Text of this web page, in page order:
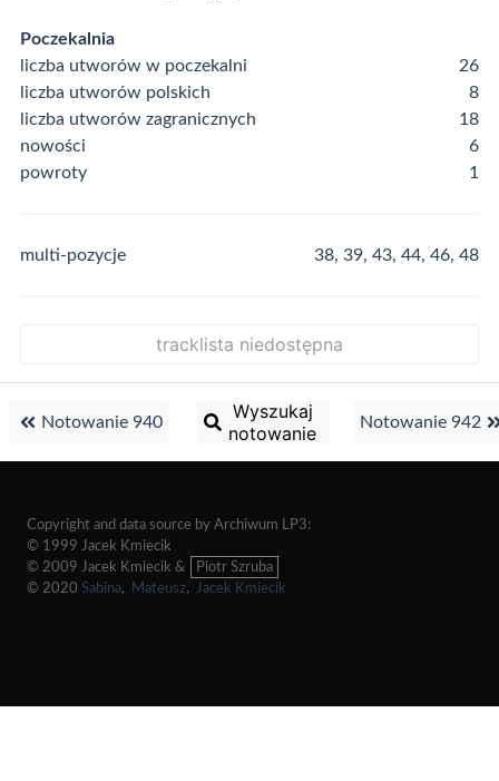
Poczekalnia
liczba utworów w poczekalni
26
liczba utworów polskich
8
liczba utworów zagranicznych
18
nowości
6
powroty
1
multi-pozycje 38, 39, 43, 44, 46, 48
tracklista niedostępna
Notowanie 940
Wyszukaj
notowanie
Notowanie 942
Copyright and data source by Archiwum LP3:
© 1999 Jacek Kmiecik
© 2009 Jacek Kmiecik &
Piotr Szruba
© 2020 Sabina, Mateusz, Jacek Kmiecik